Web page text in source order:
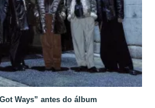
Ways” antes do álbum